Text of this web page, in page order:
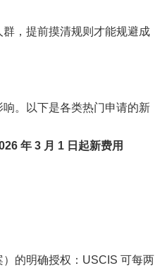
，提前摸清规则才能规避成
。以下是各类热门申请的新
年 3 月 1 日起新费用
的明确授权：USCIS 可每两